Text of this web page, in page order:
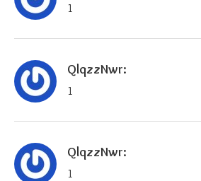
1
QlqzzNwr:
1
QlqzzNwr:
1